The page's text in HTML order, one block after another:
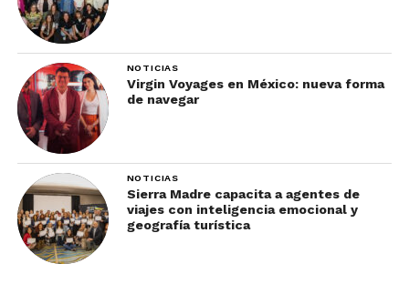
NOTICIAS
Virgin Voyages en México: nueva forma
de navegar
NOTICIAS
Sierra Madre capacita a agentes de
viajes con inteligencia emocional y
geografía turística